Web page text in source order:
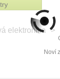
elektronika >
Noví